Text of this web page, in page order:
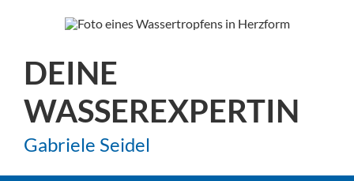
DEINE
WASSEREXPERTIN
Gabriele Seidel